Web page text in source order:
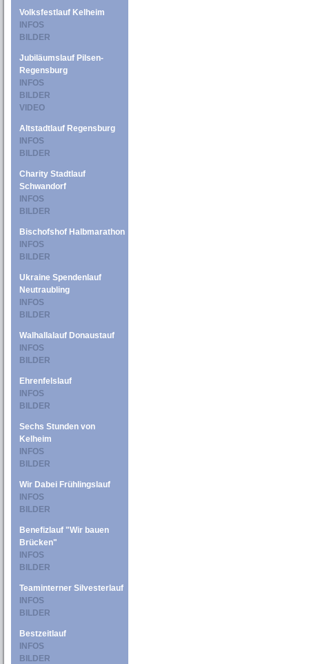
Volksfestlauf Kelheim
INFOS
BILDER
Jubiläumslauf Pilsen-
Regensburg
INFOS
BILDER
VIDEO
Altstadtlauf Regensburg
INFOS
BILDER
Charity Stadtlauf
Schwandorf
INFOS
BILDER
Bischofshof Halbmarathon
INFOS
BILDER
Ukraine Spendenlauf
Neutraubling
INFOS
BILDER
Walhallalauf Donaustauf
INFOS
BILDER
Ehrenfelslauf
INFOS
BILDER
Sechs Stunden von
Kelheim
INFOS
BILDER
Wir Dabei Frühlingslauf
INFOS
BILDER
Benefizlauf "Wir bauen
Brücken"
INFOS
BILDER
Teaminterner Silvesterlauf
INFOS
BILDER
Bestzeitlauf
INFOS
BILDER